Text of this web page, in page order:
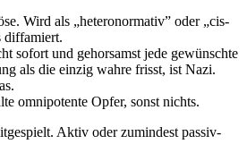
Wird als „heteronormativ” oder „cis-
diffamiert.
sofort und gehorsamst jede gewünschte
als die einzig wahre frisst, ist Nazi.
omnipotente Opfer, sonst nichts.
Aktiv oder zumindest passiv-